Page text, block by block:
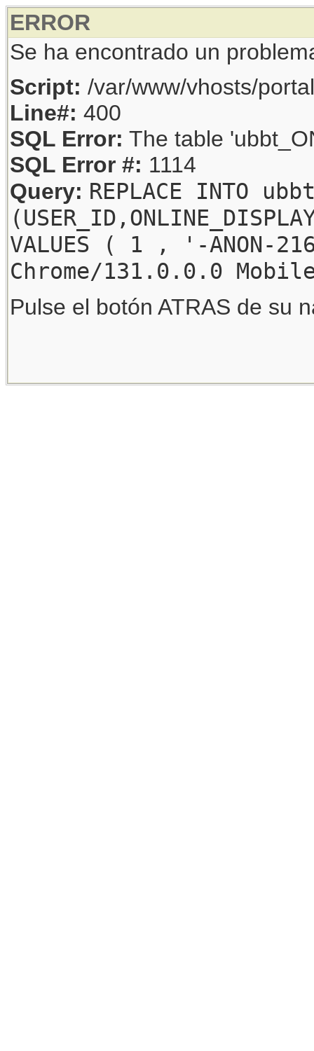
ERROR
Se ha encontrado un
Script: /var/www/vhosts/
Line#: 400
SQL Error: The table
SQL Error #: 1114
Query: REPLACE INTO
VALUES ( 1 , '-
Chrome/131.0.0.0
Pulse el botón ATRAS de su